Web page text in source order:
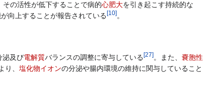
その活性が低下することで病的心肥大を引き起こす持続的な
向上することが報告されている [10]。
泌及び電解質バランスの調整に寄与している[27]。また、 嚢胞性
り、 塩化物イオンの分泌や腸内環境の維持に関与していること